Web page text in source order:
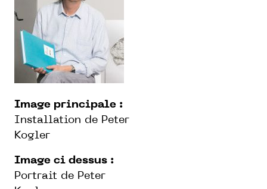
Image principale :
Installation de Peter
Kogler
Image ci dessus :
Portrait de Peter